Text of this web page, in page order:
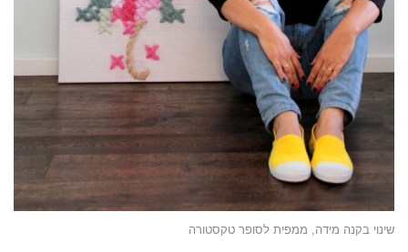
שינוי בקנה מידה, ממפית לסופר טקסטורה